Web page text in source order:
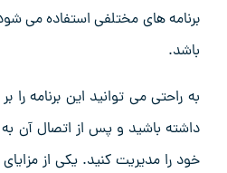
باشد.
به راحتی می توانید این برنامه
داشته باشید و پس از اتصال آن
خود را مدیریت کنید. یکی از